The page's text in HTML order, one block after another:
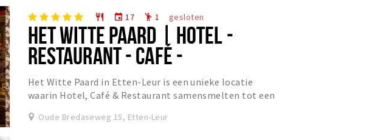
restaurant event 17 emoji_people 1 gesloten
HET WITTE PAARD | HOTEL -
RESTAURANT - CAFÉ -
WIJNWINKEL
Het Witte Paard in Etten-Leur is een unieke locatie
waarin Hotel, Café & Restaurant samensmelten tot een
Oude Bredaseweg 15, Etten-Leur